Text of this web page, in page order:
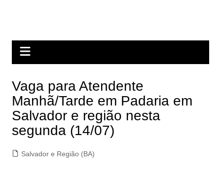
Vaga para Atendente
Manhã/Tarde em Padaria em
Salvador e região nesta
segunda (14/07)
Salvador e Região (BA)